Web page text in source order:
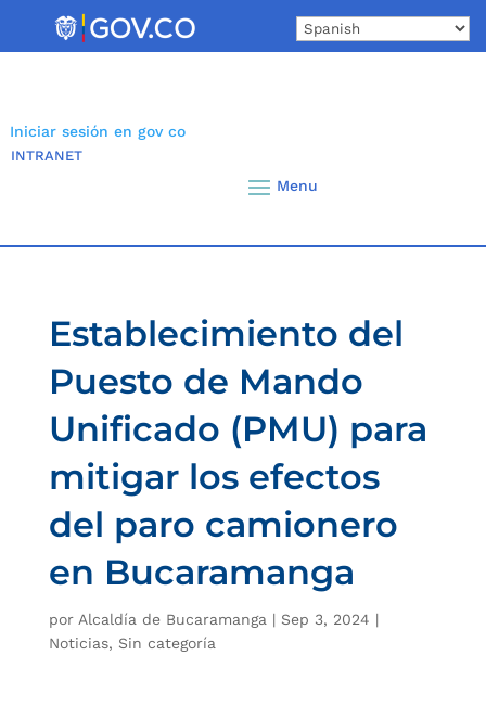
Iniciar sesión en gov co
INTRANET
Establecimiento del
Puesto de Mando
Unificado (PMU) para
mitigar los efectos
del paro camionero
en Bucaramanga
por Alcaldía de Bucaramanga | Sep 3, 2024 |
Noticias, Sin categoría